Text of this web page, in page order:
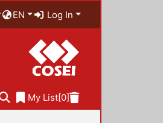
EN Log In
My List[0]